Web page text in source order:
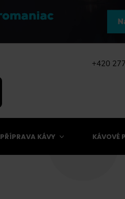
+420
PŘÍPRAVA KÁVY KÁVOVÉ